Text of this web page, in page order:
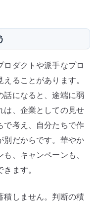
ダクトや派手なプロ
ることがあります。
話になると、途端に弱
は、企業としての見せ
で考え、自分たちで作
別だからです。華やか
、キャンペーンも、
ます。
積しません。判断の積